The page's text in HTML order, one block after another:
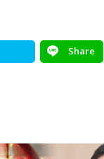
Share